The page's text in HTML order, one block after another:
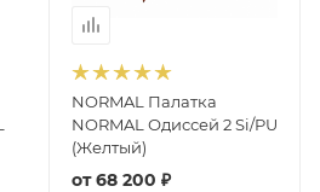
NORMAL Палатка
NORMAL Одиссей 2 Si/PU
(Желтый)
от68 200 ₽